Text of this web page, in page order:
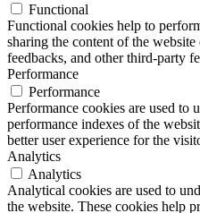
Functional
Functional cookies help to
sharing the content of the
feedbacks, and other third-party
Performance
Performance
Performance cookies are used to
performance indexes of the
better user experience for the
Analytics
Analytics
Analytical cookies are used to
the website. These cookies help